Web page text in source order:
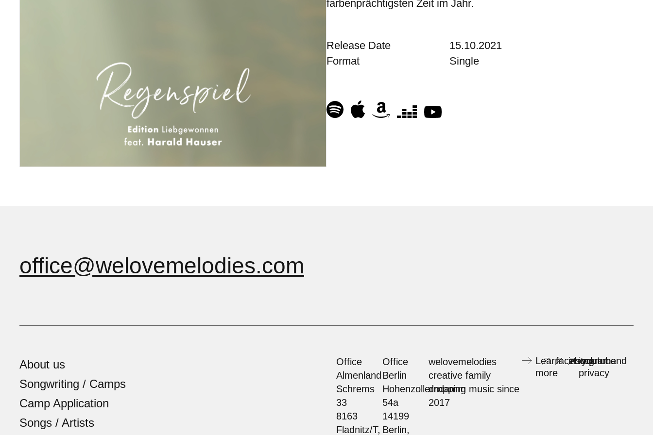
farbenprächtigsten Zeit im Jahr.
Release Date
Format
15.10.2021
Single
office@welovemelodies.com
About us
Songwriting / Camps
Camp Application
Songs / Artists
Office
Almenland
Schrems
33
8163
Fladnitz/T,
Office
Berlin
Hohenzollerndamm
54a
14199
Berlin,
welovemelodies
creative family
dropping music since
2017
Learn
more
facebook
instagram
youtube
imprint and
privacy